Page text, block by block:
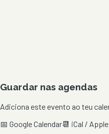
Guardar nas agendas
Adiciona este evento ao teu
📅 Google Calendar📆 iCal /